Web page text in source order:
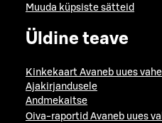
Muuda küpsiste sätteid
Üldine teave
Kinkekaart Avaneb uues
Ajakirjandusele
Andmekaitse
Oiva-raportid Avaneb uues